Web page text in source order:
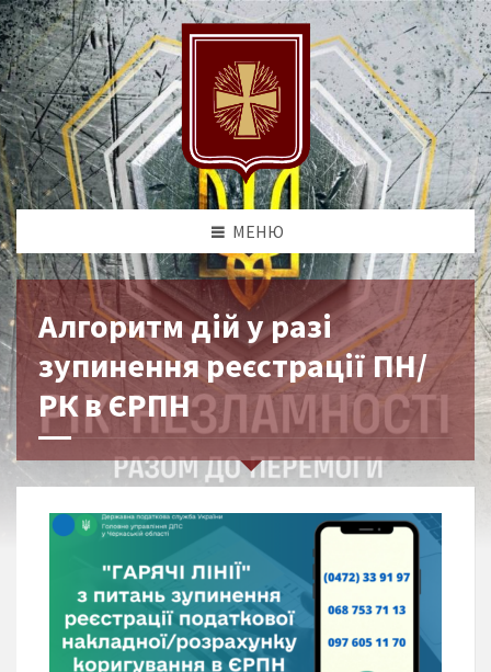
МЕНЮ
Алгоритм дій у разі
зупинення реєстрації ПН/
РК в ЄРПН